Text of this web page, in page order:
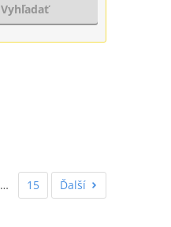
Vyhľadať
… 15 Ďalší